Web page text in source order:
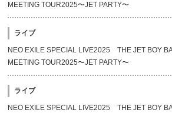
MEETING TOUR2025〜JET PARTY〜
ライブ
NEO EXILE SPECIAL LIVE2025 THE JET BOY
MEETING TOUR2025〜JET PARTY〜
ライブ
NEO EXILE SPECIAL LIVE2025 THE JET BOY